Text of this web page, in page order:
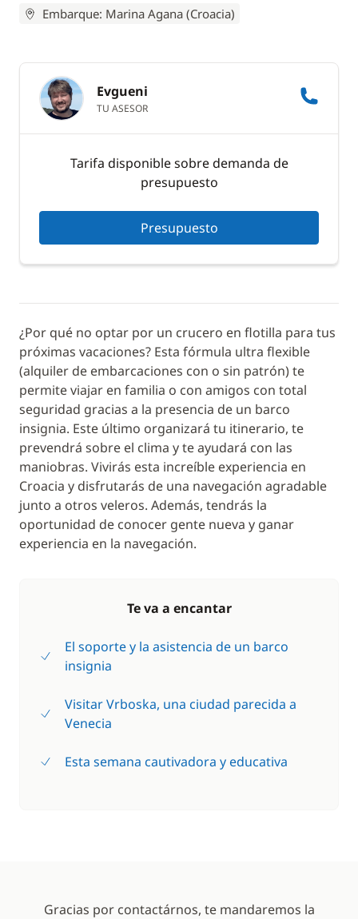
Embarque: Marina Agana (Croacia)
Evgueni
TU ASESOR
Tarifa disponible sobre demanda de
presupuesto
Presupuesto
¿Por qué no optar por un crucero en flotilla para tus
próximas vacaciones? Esta fórmula ultra flexible
(alquiler de embarcaciones con o sin patrón) te
permite viajar en familia o con amigos con total
seguridad gracias a la presencia de un barco
insignia. Este último organizará tu itinerario, te
prevendrá sobre el clima y te ayudará con las
maniobras. Vivirás esta increíble experiencia en
Croacia y disfrutarás de una navegación agradable
junto a otros veleros. Además, tendrás la
oportunidad de conocer gente nueva y ganar
experiencia en la navegación.
Te va a encantar
El soporte y la asistencia de un barco
insignia
Visitar Vrboska, una ciudad parecida a
Venecia
Esta semana cautivadora y educativa
Gracias por contactárnos, te mandaremos la